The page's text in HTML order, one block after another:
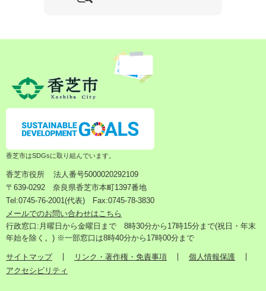
香芝市はSDGsに取り組んでいます。
香芝市役所
法人番号5000020292109
〒639-0292 奈良県香芝市本町1397番地
Tel:0745-76-2001(代表) Fax:0745-78-3830
メールでのお問い合わせはこちら
行政窓口:月曜日から金曜日まで 8時30分から17時15分まで(祝日・年末
年始を除く。) ※一部窓口は8時40分から17時00分まで
サイトマップ リンク・著作権・免責事項
個人情報保護
アクセシビリティ